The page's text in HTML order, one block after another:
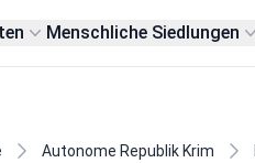
Menschliche Siedlungen
Autonome Republik Krim